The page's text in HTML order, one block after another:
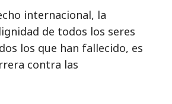
internacional, la
de todos los seres
los que han fallecido, es
contra las